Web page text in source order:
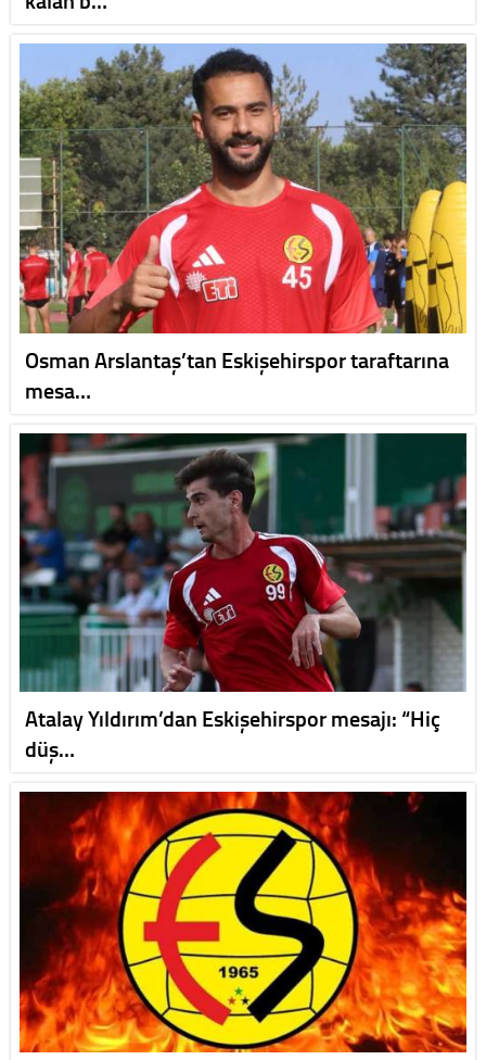
Osman Arslantaş’tan Eskişehirspor taraftarına
mesa…
Atalay Yıldırım’dan Eskişehirspor mesajı: “Hiç
düş…